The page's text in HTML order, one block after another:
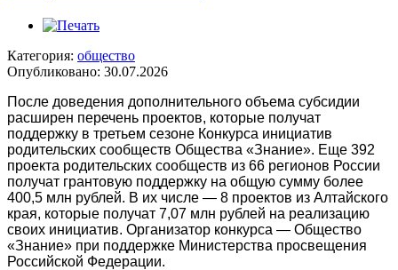
Категория: общество
Опубликовано: 30.07.2026
После доведения дополнительного объема субсидии
расширен перечень проектов, которые получат
поддержку в третьем сезоне Конкурса инициатив
родительских сообществ Общества «Знание». Еще 392
проекта родительских сообществ из 66 регионов России
получат грантовую поддержку на общую сумму более
400,5 млн рублей. В их числе — 8 проектов из Алтайского
края, которые получат 7,07 млн рублей на реализацию
своих инициатив. Организатор конкурса — Общество
«Знание» при поддержке Министерства просвещения
Российской Федерации.